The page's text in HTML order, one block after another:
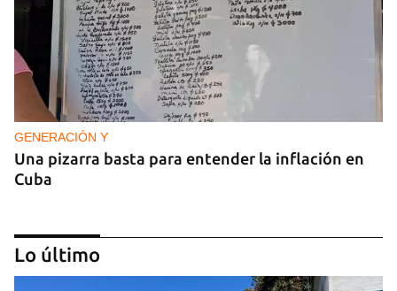
GENERACIÓN Y
Una pizarra basta para entender la inflación en
Cuba
Lo último